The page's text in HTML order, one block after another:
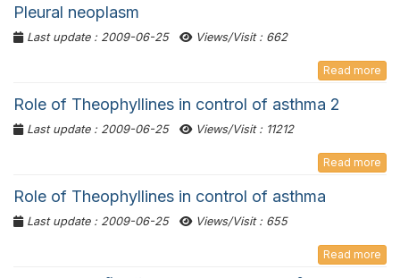
Pleural neoplasm
Last update : 2009-06-25 Views/Visit : 662
Read more
Role of Theophyllines in control of asthma 2
Last update : 2009-06-25 Views/Visit : 11212
Read more
Role of Theophyllines in control of asthma
Last update : 2009-06-25 Views/Visit : 655
Read more